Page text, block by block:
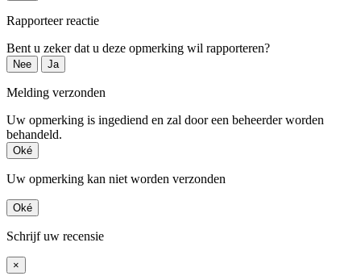
Rapporteer reactie
Bent u zeker dat u deze opmerking wil rapporteren?
Nee Ja
Melding verzonden
Uw opmerking is ingediend en zal door een beheerder worden
behandeld.
Oké
Uw opmerking kan niet worden verzonden
Oké
Schrijf uw recensie
×